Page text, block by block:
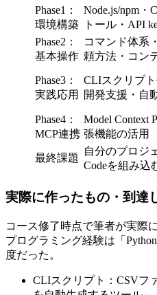
Phase1：
環境構築
Node.js/npm・
トール・API
Phase2：
基本操作
コマンド体系
頼方法・コン
Phase3：
実践応用
CLIスクリプ
開発支援・自
Phase4：
MCP連携
Model Context
張機能の活用
最終課題
自分のプロジ
Codeを組み込
実際に作ったもの・到達
コース修了時点で筆者が実際
プログラミング経験は「
度だった。
CLIスクリプト：CSVフ